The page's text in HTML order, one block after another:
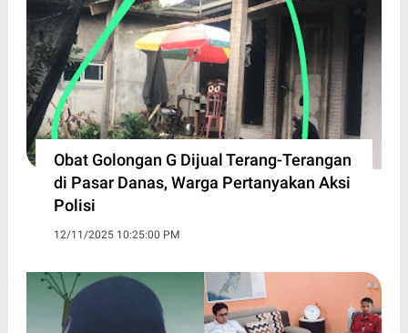
Obat Golongan G Dijual Terang-Terangan
di Pasar Danas, Warga Pertanyakan Aksi
Polisi
12/11/2025 10:25:00 PM